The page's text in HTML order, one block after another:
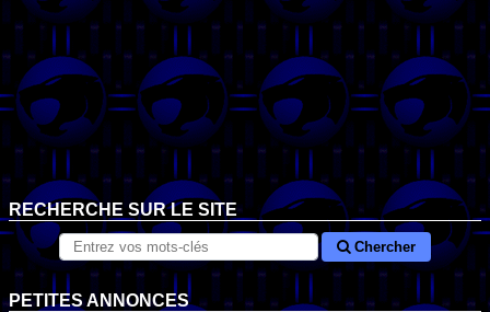
RECHERCHE SUR LE SITE
Chercher
PETITES ANNONCES